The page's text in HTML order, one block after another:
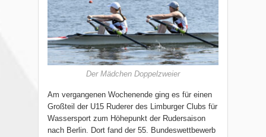
Der Mädchen Doppelzweier
Am vergangenen Wochenende ging es für einen
Großteil der U15 Ruderer des Limburger Clubs für
Wassersport zum Höhepunkt der Rudersaison
nach Berlin. Dort fand der 55. Bundeswettbewerb